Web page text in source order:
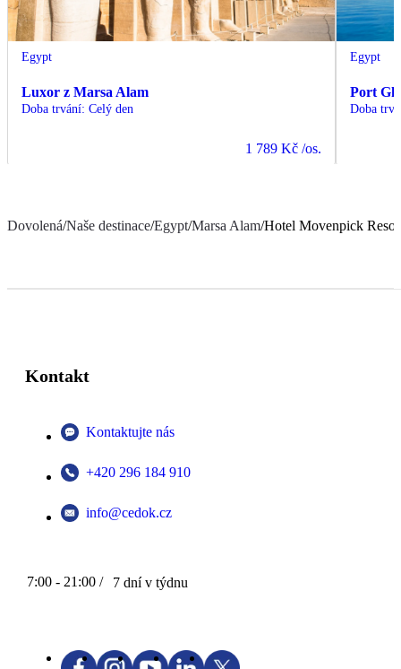
Egypt
Luxor z Marsa Alam
Doba trvání: Celý den
1 789 Kč /os.
Egypt
Port
Doba
Dovolená/Naše destinace/Egypt/Marsa Alam/Hotel Movenpick
Kontakt
Kontaktujte nás
+420 296 184 910
info@cedok.cz
7:00 - 21:00 / 7 dní v týdnu